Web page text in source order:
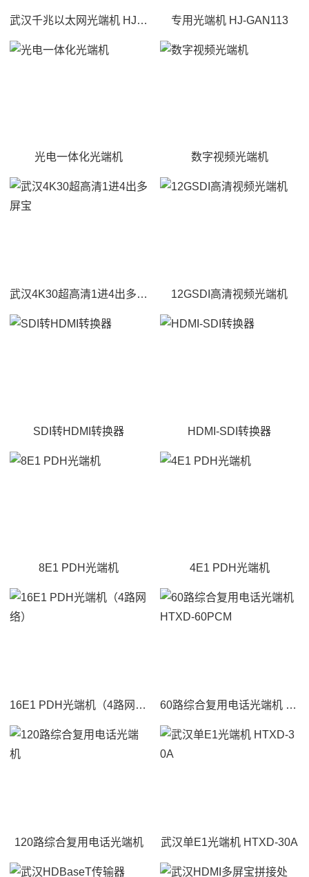
武汉千兆以太网光端机 HJ-RG1000 专用光端机 HJ-GAN113
光电一体化光端机 数字视频光端机
武汉4K30超高清1进4出多屏宝 12GSDI高清视频光端机
SDI转HDMI转换器 HDMI-SDI转换器
8E1 PDH光端机 4E1 PDH光端机
16E1 PDH光端机（4路网络） 60路综合复用电话光端机 HTXD-60PCM
120路综合复用电话光端机 武汉单E1光端机 HTXD-30A